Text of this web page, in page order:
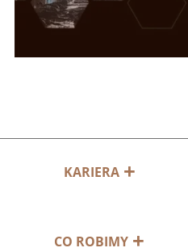
KARIERA
CO ROBIMY